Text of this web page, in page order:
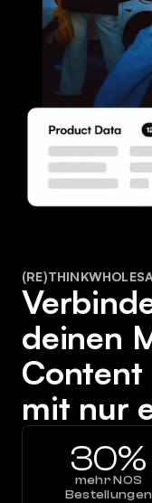
deinen
mit nur
30%
mehr NOS
Bestellungen